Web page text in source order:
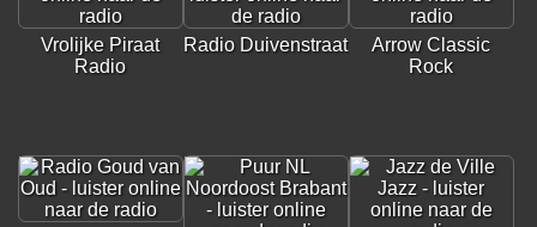
Vrolijke Piraat
Radio
Radio Duivenstraat
Arrow Classic
Rock